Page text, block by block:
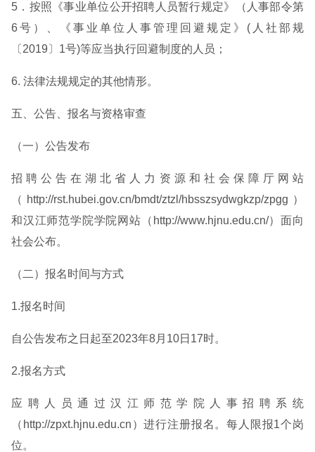
5．按照《事业单位公开招聘人员暂行规定》（人事部令第
6号）、《事业单位人事管理回避规定》(人社部规
〔2019〕1号)等应当执行回避制度的人员；
6. 法律法规规定的其他情形。
五、公告、报名与资格审查
（一）公告发布
招聘公告在湖北省人力资源和社会保障厅网站
（http://rst.hubei.gov.cn/bmdt/ztzl/hbsszsydwgkzp/zpgg）
和汉江师范学院学院网站（http://www.hjnu.edu.cn/）面向
社会公布。
（二）报名时间与方式
1.报名时间
自公告发布之日起至2023年8月10日17时。
2.报名方式
应聘人员通过汉江师范学院人事招聘系统
（http://zpxt.hjnu.edu.cn）进行注册报名。每人限报1个岗
位。